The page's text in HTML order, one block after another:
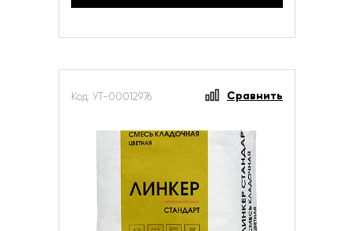
Код: УТ-00012976 Сравнить